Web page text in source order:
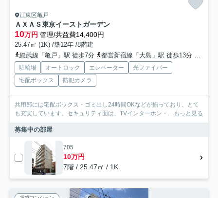
江東区亀戸
ＡＸＡＳ東京イーストガーデン
10万円 管理/共益費14,400円
25.47㎡ (1K) /築12年 /8階建
総武線「亀戸」駅 徒歩7分
都営新宿線「大島」駅 徒歩13分 都営
駐輪場 オートロック エレベーター
光ファイバー
宅配ボックス
防犯カメラ
共用部には宅配ボックス・ゴミ出し24時間OKなどが揃っており、とて
も充実しています。セキュリティ面は、TVインターホン・... もっと見る
募集中の部屋
705
10万円
7階 / 25.47㎡ / 1K